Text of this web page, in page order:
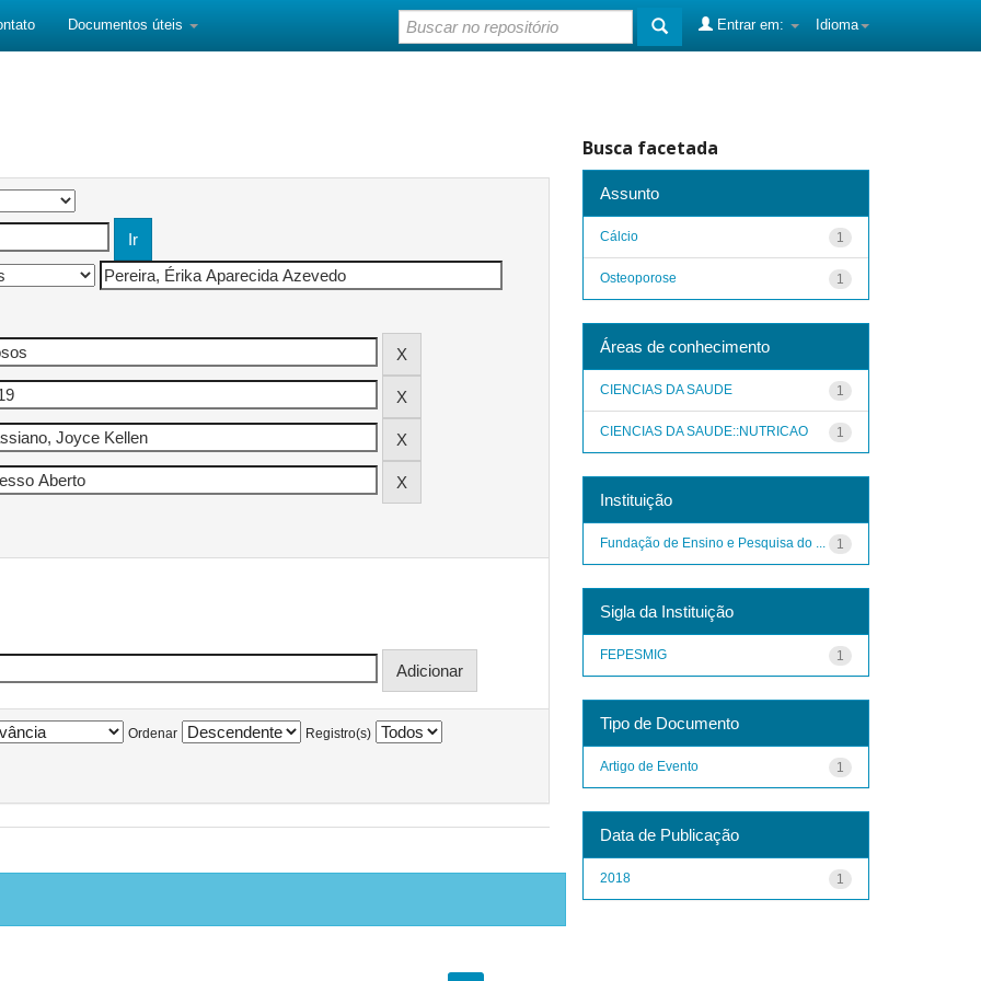
Documentos úteis Idioma
Entrar em:
Ordenar Registro(s)
Busca facetada
Assunto
1
Cálcio
1
Osteoporose
Áreas de conhecimento
1
CIENCIAS DA SAUDE
1
CIENCIAS DA SAUDE::NUTRICAO
Instituição
1
Fundação de Ensino e Pesquisa do ...
Sigla da Instituição
1
FEPESMIG
Tipo de Documento
1
Artigo de Evento
Data de Publicação
1
2018